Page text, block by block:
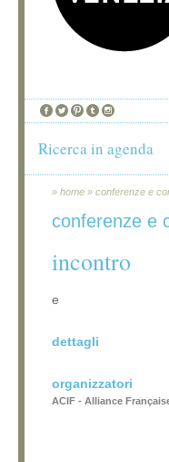
Ricerca in agenda
» home » conferenze e
conferenze e
incontro
e
dettagli
organizzatori
ACIF - Alliance